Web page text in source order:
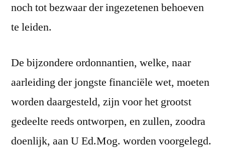
noch tot bezwaar der ingezetenen behoeven
te leiden.
De bijzondere ordonnantien, welke, naar
aarleiding der jongste financiële wet, moeten
worden daargesteld, zijn voor het grootst
gedeelte reeds ontworpen, en zullen, zoodra
doenlijk, aan U Ed.Mog. worden voorgelegd.